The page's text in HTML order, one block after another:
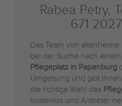
Rabea Petry,
671
Das Team von
bei der Suche nach
Pflegeplatz in Papenburg
Umgebung und gibt
die richtige Wahl des
kostenlos und Anbieter